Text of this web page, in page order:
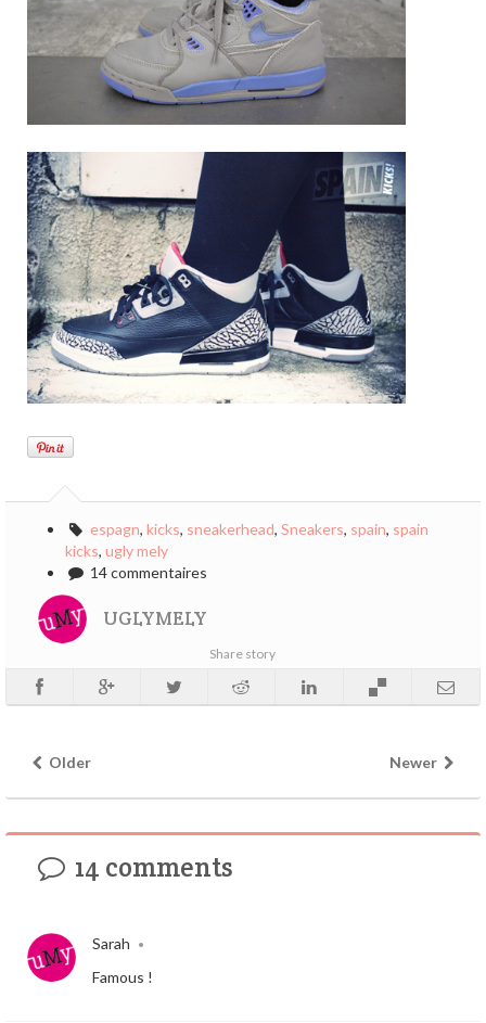
espagn, kicks, sneakerhead, Sneakers, spain, spain
kicks, ugly mely
14 commentaires
UGLYMELY
Share story
Older Newer
14 comments
Sarah •
Famous !